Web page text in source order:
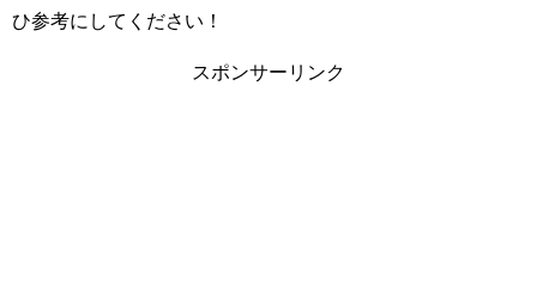
ひ参考にしてください！
スポンサーリンク